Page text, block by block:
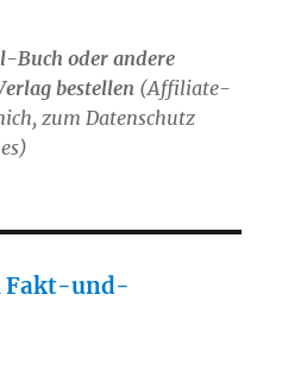
Buch oder andere
bestellen (Affiliate-
zum Datenschutz
Fakt-und-